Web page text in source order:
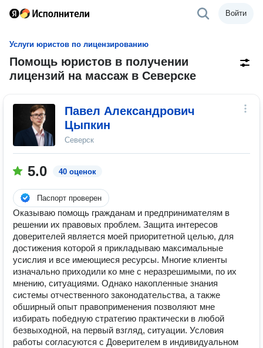
Войти
Услуги юристов по лицензированию
Помощь юристов в получении
лицензий на массаж в Северске
Павел Александрович
Цыпкин
Северск
5.0 40 оценок
Паспорт проверен
Оказываю помощь гражданам и предпринимателям в
решении их правовых проблем. Защита интересов
доверителей является моей приоритетной целью, для
достижения которой я прикладываю максимальные
усислия и все имеющиеся ресурсы. Многие клиенты
изначально приходили ко мне с неразрешимыми, по их
мнению, ситуациями. Однако накопленные знания
системы отчественного законодательства, а также
обширный опыт правоприменения позволяют мне
избирать победную стратегию практически в любой
безвыходной, на первый взгляд, ситуации. Условия
работы согласуются с Доверителем в индивидуальном